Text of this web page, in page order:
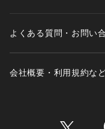
よくある質問・お問い
会社概要・利用規約な